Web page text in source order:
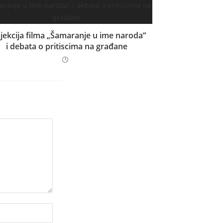
filma „Šamaranje u ime naroda“
i debata o pritiscima na građane